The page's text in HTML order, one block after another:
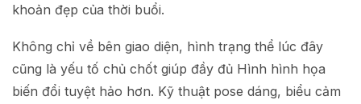
khoản đẹp của thời buổi.
Không chỉ về bên giao diện, hình trạng thể lúc đây
cũng là yếu tố chủ chốt giúp đầy đủ Hình hình họa
biến đổi tuyệt hảo hơn. Kỹ thuật pose dáng, biểu cảm